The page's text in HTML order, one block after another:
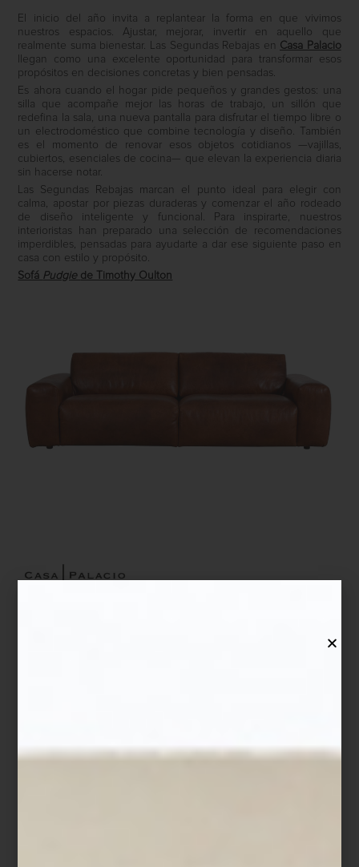
El inicio del año invita a replantear la forma en que vivimos
nuestros espacios. Ajustar, mejorar, invertir en aquello que
realmente suma bienestar. Las Segundas Rebajas en Casa Palacio
llegan como una excelente oportunidad para transformar esos
propósitos en decisiones concretas y bien pensadas.
Es ahora cuando el hogar pide pequeños y grandes gestos: una
silla que acompañe mejor las horas de trabajo, un sillón que
redefina la sala, una nueva pantalla para disfrutar el tiempo libre o
un electrodoméstico que combine tecnología y diseño. También
es el momento de renovar esos objetos cotidianos —vajillas,
cubiertos, esenciales de cocina— que elevan la experiencia diaria
sin hacerse notar.
Las Segundas Rebajas marcan el punto ideal para elegir con
calma, apostar por piezas duraderas y comenzar el año rodeado
de diseño inteligente y funcional. Para inspirarte, nuestros
interioristas han preparado una selección de recomendaciones
imperdibles, pensadas para ayudarte a dar ese siguiente paso en
casa con estilo y propósito.
Sofá Pudgie de Timothy Oulton